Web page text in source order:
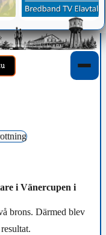
i Vänercupen i
brons. Därmed blev